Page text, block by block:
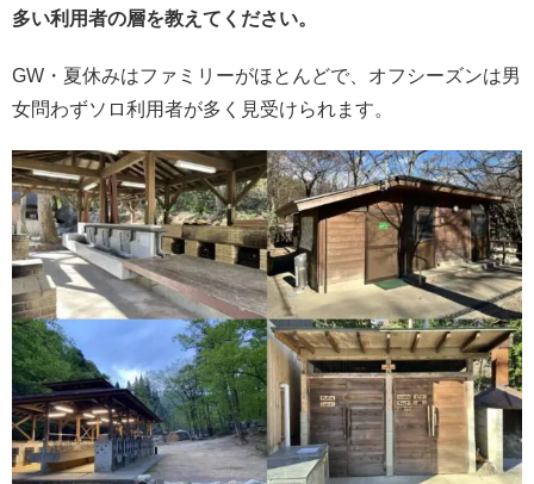
多い利用者の層を教えてください。
GW・夏休みはファミリーがほとんどで、オフシーズンは男
女問わずソロ利用者が多く見受けられます。